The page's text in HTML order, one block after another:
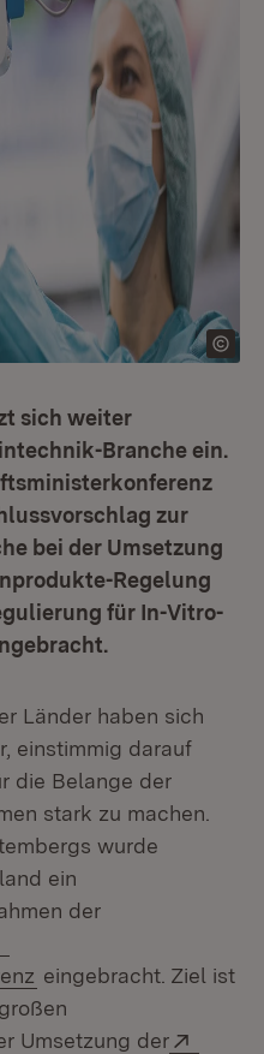
sich weiter
Branche ein.
zur
bei der Umsetzung
Regelung
für In-Vitro-
Länder haben sich
einstimmig darauf
die Belange der
stark zu machen.
wurde
ein
der
(Öffnet in neuem
eingebracht. Ziel ist
Umsetzung der